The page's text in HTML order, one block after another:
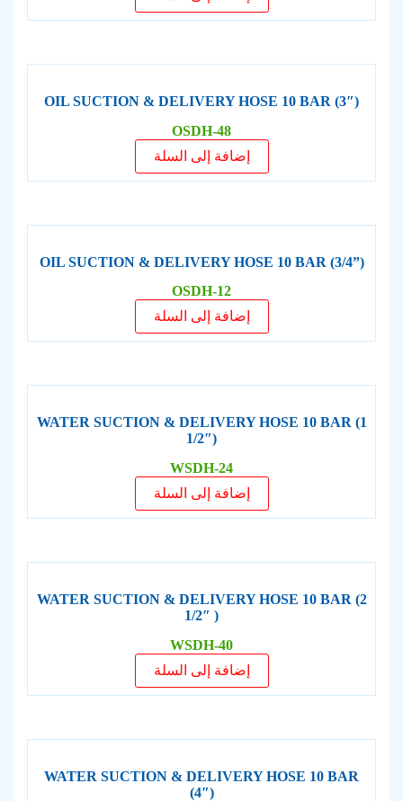
OIL SUCTION & DELIVERY HOSE 10 BAR (3″)
OSDH-48
إضافة إلى السلة
OIL SUCTION & DELIVERY HOSE 10 BAR (3/4”)
OSDH-12
إضافة إلى السلة
WATER SUCTION & DELIVERY HOSE 10 BAR (1
1/2″)
WSDH-24
إضافة إلى السلة
WATER SUCTION & DELIVERY HOSE 10 BAR (2
1/2″ )
WSDH-40
إضافة إلى السلة
WATER SUCTION & DELIVERY HOSE 10 BAR
(4″)